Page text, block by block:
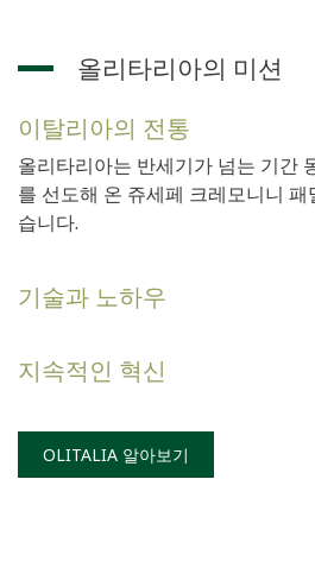
올리타리아의 미션
이탈리아의 전통
올리타리아는 반세기가 넘는 기간
를 선도해 온 쥬세페 크레모니니
습니다.
기술과 노하우
지속적인 혁신
OLITALIA 알아보기